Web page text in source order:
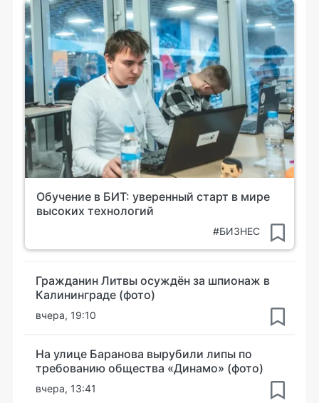
Обучение в БИТ: уверенный старт в мире
высоких технологий
#БИЗНЕС
Гражданин Литвы осуждён за шпионаж в
Калининграде (фото)
вчера, 19:10
На улице Баранова вырубили липы по
требованию общества «Динамо» (фото)
вчера, 13:41